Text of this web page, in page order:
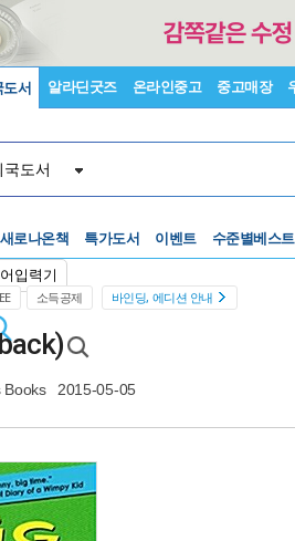
서 알라딘굿즈 온라인중고 중고매장
국도서
입력기
새로나온책 특가도서 이벤트
수준별베스트
수준별베스트
소득공제 바인딩, 에디션 안내
Books 2015-05-05